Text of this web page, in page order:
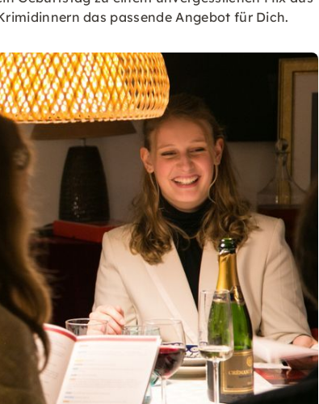
das passende Angebot für Dich.